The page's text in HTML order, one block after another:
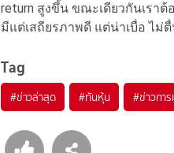
return สูงขึ้น ขณะเดียวกันเราต้
มีแต่เสถียรภาพดี แต่น่าเบื่อ ไม่
Tag
#ข่าวล่าสุด #ทันหุ้น #ข่าวการ